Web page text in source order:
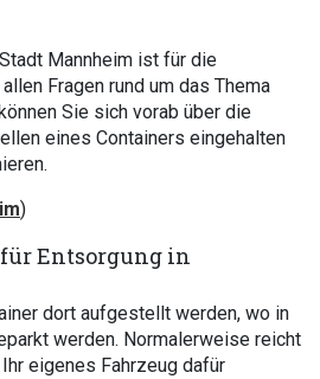
Mannheim ist für die
Fragen rund um das Thema
Sie sich vorab über die
eines Containers eingehalten
)
Entsorgung in
dort aufgestellt werden, wo in
werden. Normalerweise reicht
eigenes Fahrzeug dafür